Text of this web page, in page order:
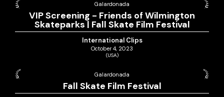
Galardonada
VIP Screening - Friends of Wilmington
Skateparks | Fall Skate Film Festival
International Clips
October 4, 2023
(USA)
Galardonada
Fall Skate Film Festival